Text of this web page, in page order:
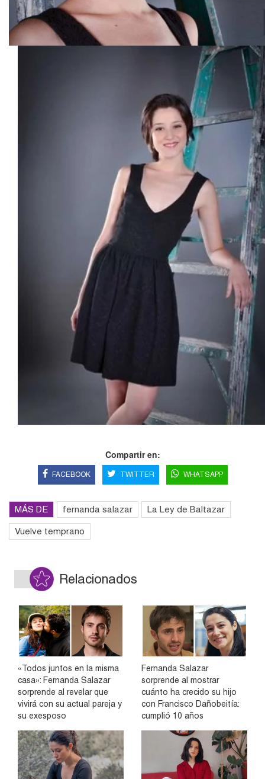
Compartir en:
FACEBOOK TWITTER WHATSAPP
MÁS DE fernanda salazar La Ley de Baltazar
Vuelve temprano
Relacionados
«Todos juntos en la misma
casa»: Fernanda Salazar
sorprende al revelar que
vivirá con su actual pareja y
su exesposo
Fernanda Salazar
sorprende al mostrar
cuánto ha crecido su hijo
con Francisco Dañobeitía:
cumplió 10 años